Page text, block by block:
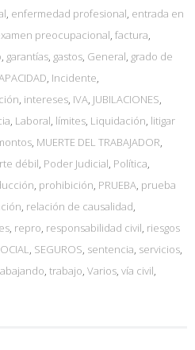
, enfermedad profesional, entrada en
preocupacional, factura,
, garantías, gastos, General, grado de
, Incidente,
, intereses, IVA, JUBILACIONES,
, Laboral, límites, Liquidación, litigar
, MUERTE DEL TRABAJADOR,
débil, Poder Judicial, Política,
, prohibición, PRUEBA, prueba
, relación de causalidad,
, repro, responsabilidad civil, riesgos
, SEGUROS, sentencia, servicios,
, trabajo, Varios, vía civil,